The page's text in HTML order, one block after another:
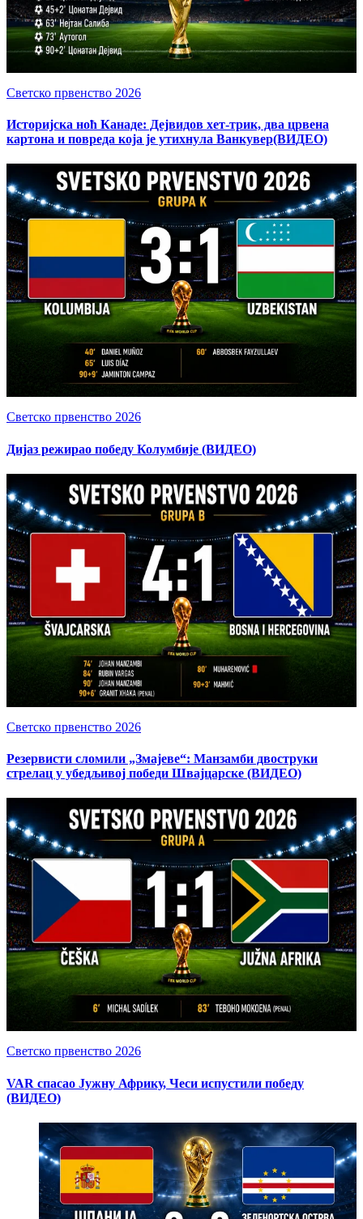
Светско првенство 2026
Историјска ноћ Канаде: Дејвидов хет-трик, два црвена
картона и повреда која је утихнула Ванкувер(ВИДЕО)
Светско првенство 2026
Дијаз режирао победу Колумбије (ВИДЕО)
Светско првенство 2026
Резервисти сломили „Змајеве“: Манзамби двоструки
стрелац у убедљивој победи Швајцарске (ВИДЕО)
Светско првенство 2026
VAR спасао Јужну Африку, Чеси испустили победу
(ВИДЕО)